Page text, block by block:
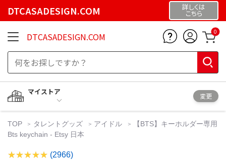
DTCASADESIGN.COM 詳しくは
こちら
DTCASADESIGN.COM 0
マイストア
変更
TOP タレントグッズ アイドル
【BTS】キーホルダー専用
Bts keychain - Etsy 日本
(2966)